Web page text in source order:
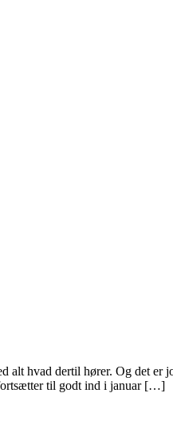
alt hvad dertil hører. Og det
til godt ind i januar […]